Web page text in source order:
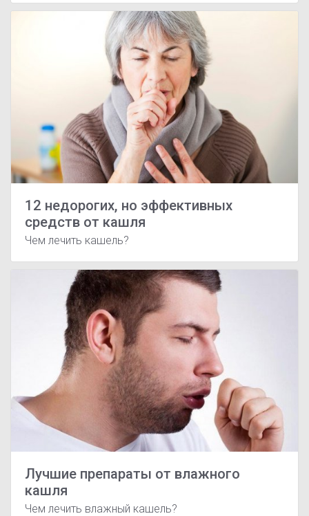
12 недорогих, но эффективных
средств от кашля
Чем лечить кашель?
Лучшие препараты от влажного
кашля
Чем лечить влажный кашель?